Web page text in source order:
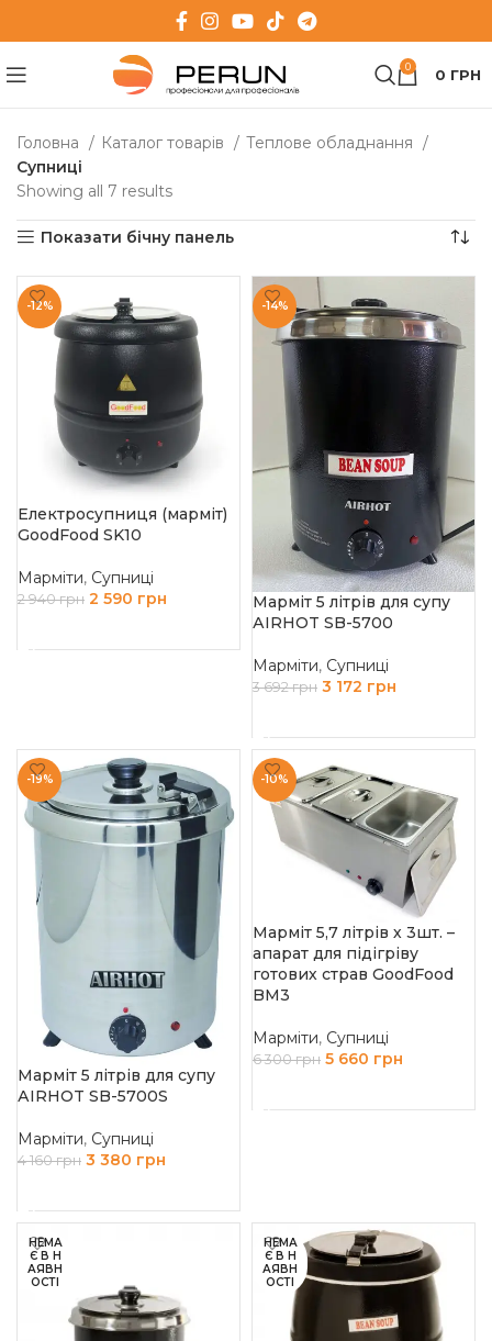
0 0 ГРН
Головна Каталог товарів
Теплове обладнання
Супниці
Showing all 7 results
Показати бічну панель
-12%
Електросупниця (марміт)
GoodFood SK10
Марміти, Супниці
2 940грн 2 590 грн
-14%
Марміт 5 літрів для супу
АIRHOT SB-5700
Марміти, Супниці
3 692грн 3 172 грн
-19%
Марміт 5 літрів для супу
АIRHOT SB-5700S
Марміти, Супниці
4 160грн 3 380 грн
-10%
Марміт 5,7 літрів х 3шт. –
апарат для підігріву
готових страв GoodFood
BM3
Марміти, Супниці
6 300грн 5 660 грн
НЕМА
Є В Н
АЯВН
ОСТІ
НЕМА
Є В Н
АЯВН
ОСТІ